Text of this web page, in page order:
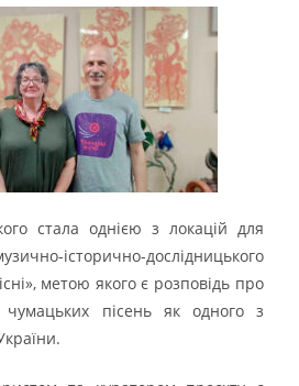
стала однією з локацій для
історично-дослідницького
метою якого є розповідь про
чумацьких пісень як одного з